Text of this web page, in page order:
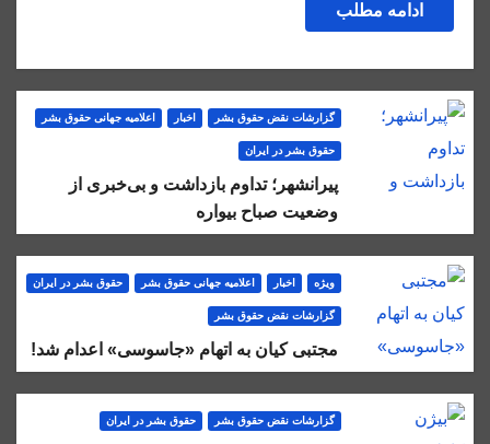
ادامه مطلب
گزارشات نقض حقوق بشر اخبار اعلاميه جهانی حقوق بشر
حقوق بشر در ایران
پیرانشهر؛ تداوم بازداشت و بی‌خبری از
وضعیت صباح بیواره
ویژه اخبار اعلاميه جهانی حقوق بشر حقوق بشر در ایران
گزارشات نقض حقوق بشر
مجتبی کیان به اتهام «جاسوسی» اعدام شد!
گزارشات نقض حقوق بشر حقوق بشر در ایران